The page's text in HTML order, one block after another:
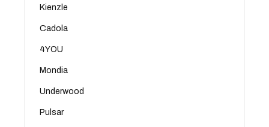
Kienzle
Cadola
4YOU
Mondia
Underwood
Pulsar